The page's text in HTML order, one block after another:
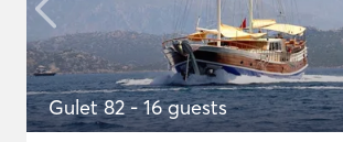
Gulet 82 - 16 guests